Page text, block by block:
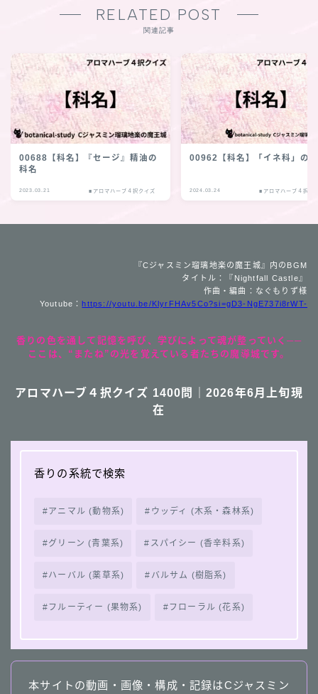
RELATED POST
関連記事
00688【科名】『セージ』精油の
科名
2023.03.21 ■アロマハーブ４択クイズ
00962【科名】「イネ科」の
2024.03.24 ■アロマハーブ４択ク
『Cジャスミン瑠璃地楽の魔王城』内のBGM
タイトル：『Nightfall Castle』
作曲・編曲：なぐもりず様
Youtube：https://youtu.be/KlyrFHAv5Co?si=gD3-NgE737i8rWT-
香りの色を通して記憶を呼び、学びによって魂が整っていく──
ここは、“またね”の光を覚えている者たちの魔導城です。
アロマハーブ４択クイズ 1400問｜2026年6月上旬現
在
香りの系統で検索
アニマル (動物系) ウッディ (木系・森林系)
グリーン (青葉系) スパイシー (香辛料系)
ハーバル (薬草系) バルサム (樹脂系)
フルーティー (果物系) フローラル (花系)
本サイトの動画・画像・構成・記録はCジャスミン